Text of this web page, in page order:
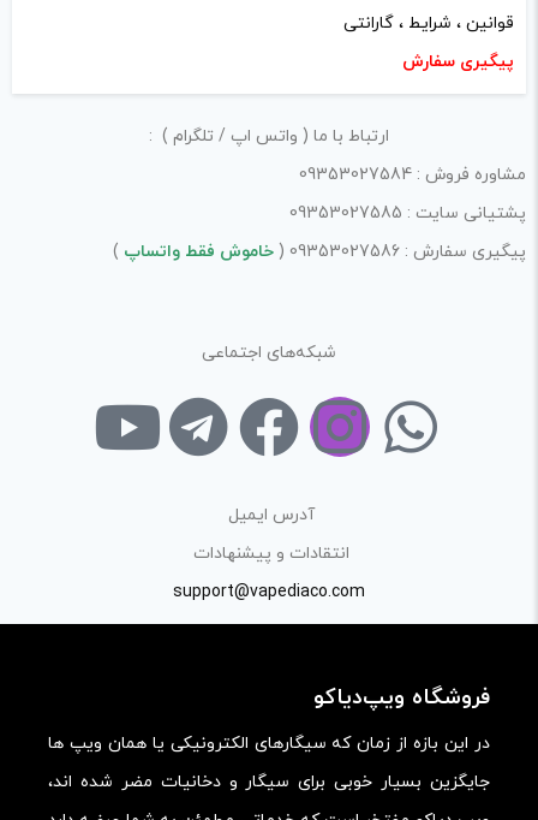
لازم است محتوای ارسالی منطبق برعرف و شئونات جامعه و با
بیانی رسمی و عاری از لحن تند، تمسخرو توهین باشد.
از ارسال لینک‌های سایت‌های دیگر و ارایه‌ی اطلاعات شخصی
خودتان مثل شماره تماس، ایمیل و آی‌دی شبکه‌های اجتماعی
پرهیز کنید.
در نظر داشته باشید هدف نهایی از ارائه‌ی نظر درباره‌ی کالا
با توجه به ساختار بخش نظرات، از پرسیدن سوال یا درخواست
راهنمایی در این بخش خودداری کرده و سوالات خود را در بخش
«پرسش و پاسخ» مطرح کنید.
امکانات و قابلیت ها:
قوانین ، شرایط ، گارانتی
پیگیری سفارش
ارتباط با ما ( واتس اپ / تلگرام ) :
مشاوره فروش : 09353027584
پشتیانی سایت : 09353027585
پیگیری سفارش : 09353027586 (
خاموش فقط واتساپ )
شبکه‌های اجتماعی
آدرس ایمیل
انتقادات و پیشنهادات
support@vapediaco.com
فروشگاه ویپ‌دیاکو
در این بازه از زمان که سیگارهای الکترونیکی یا همان ویپ ها
جایگزین بسیار خوبی برای سیگار و دخانیات مضر شده اند،